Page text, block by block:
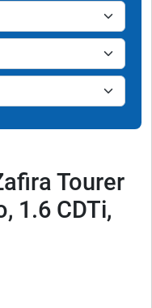
Tourer
1.6 CDTi,